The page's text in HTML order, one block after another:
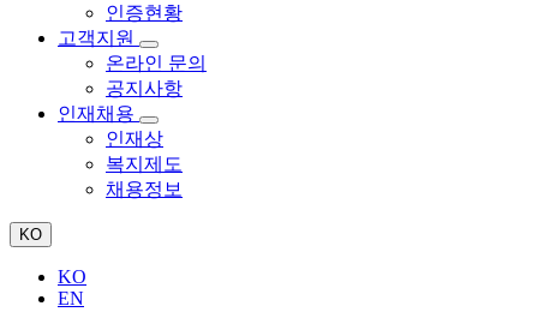
인증현황
고객지원
온라인 문의
공지사항
인재채용
인재상
복지제도
채용정보
KO
KO
EN